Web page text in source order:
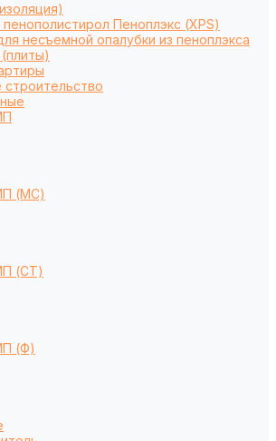
Пеноплэкс (XPS)
несъемной опалубки из пеноплэкса
(МС)
(СТ)
(Ф)